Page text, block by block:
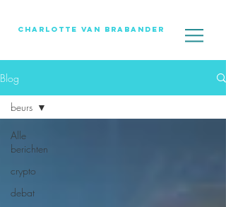
Charlotte Van Brabander
Blog
Alle
berichten
crypto
debat
beurs